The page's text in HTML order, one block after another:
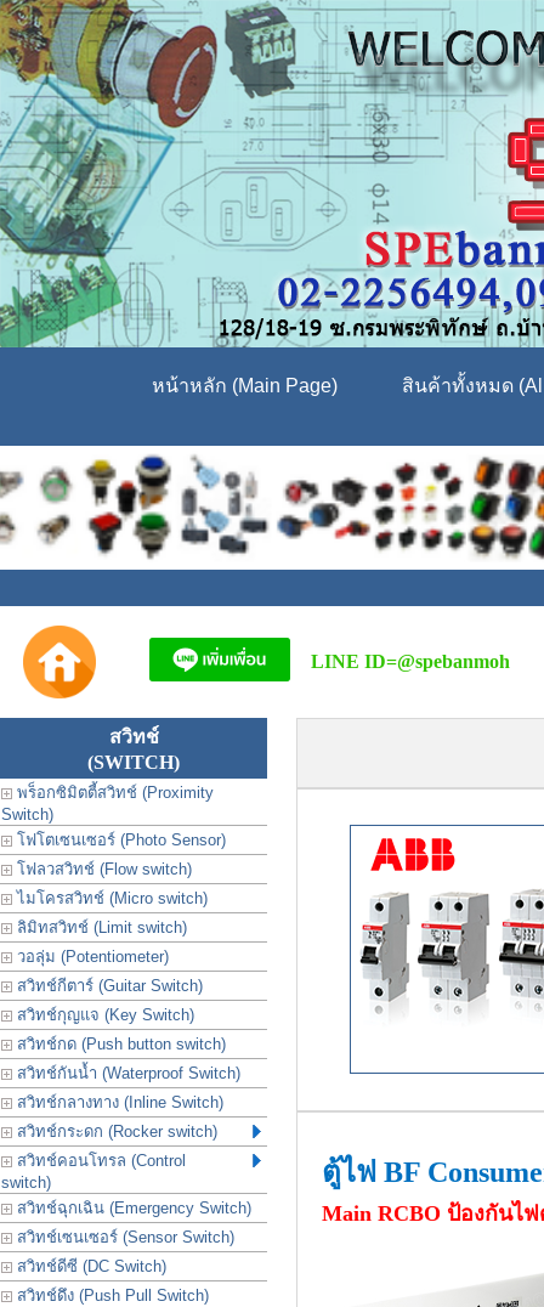
หน้าหลัก (Main Page) สินค้าทั้งหมด
LINE ID=@spebanmoh
สวิทช์
(SWITCH)
พร็อกซิมิตตี้สวิทช์ (Proximity
Switch)
โฟโตเซนเซอร์ (Photo Sensor)
โฟลวสวิทช์ (Flow switch)
ไมโครสวิทช์ (Micro switch)
ลิมิทสวิทช์ (Limit switch)
วอลุ่ม (Potentiometer)
สวิทช์กีตาร์ (Guitar Switch)
สวิทช์กุญแจ (Key Switch)
สวิทช์กด (Push button switch)
สวิทช์กันน้ำ (Waterproof Switch)
สวิทช์กลางทาง (Inline Switch)
สวิทช์กระดก (Rocker switch)
สวิทช์คอนโทรล (Control
switch)
สวิทช์ฉุกเฉิน (Emergency Switch)
สวิทช์เซนเซอร์ (Sensor Switch)
สวิทช์ดีซี (DC Switch)
สวิทช์ดึง (Push Pull Switch)
ตู้ไฟ BF
Main RCBO ป้องกันไ